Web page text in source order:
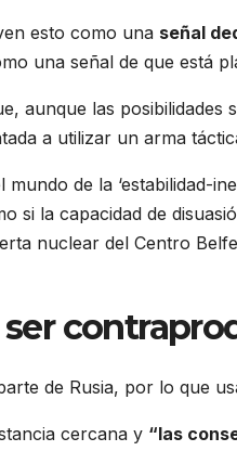
esto como una señal
una señal de que está
aunque las posibilidades
a utilizar un arma
de la ‘estabilidad-
si la capacidad de
nuclear del Centro
ser
de Rusia, por lo que
cercana y “las